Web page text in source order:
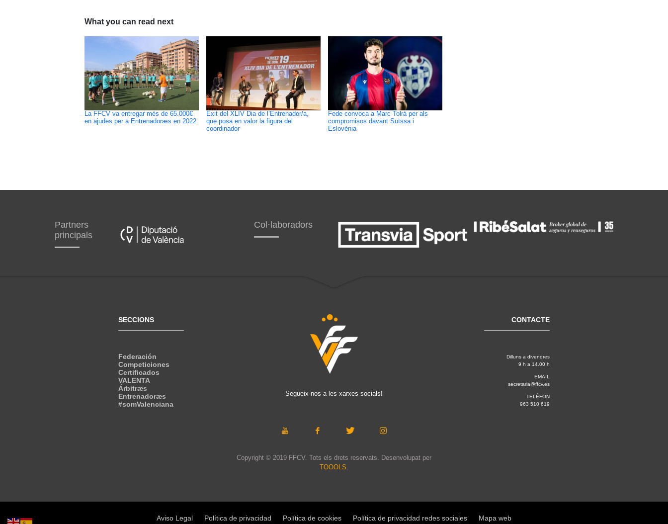
What you can read next
La FFCV va entregar més de 65.000€
en ajudes per a Entrenadoræs en 2022
Èxit del XLIV Dia de l’Entrenador/a,
que posa en valor la figura del
coordinador
Fede convoca a Marc Tolrà per als
compromisos davant Suïssa i
Eslovènia
Partners
principals
Col·laboradors
SECCIONS
Federación
Competiciones
Certificados
VALENTA
Árbitræs
Entrenadoræs
#somValenciana
Segueix-nos a les xarxes socials!
Copyright © 2019 FFCV. Tots els drets reservats. Desenvolupat per
TOOOLS.
CONTACTE
Dilluns a divendres
9 h a 14.00 h
EMAIL
secretaria@ffcv.es
TELÈFON
963 510 619
Aviso Legal Política de privacidad Política de cookies Política de privacidad redes sociales Mapa web